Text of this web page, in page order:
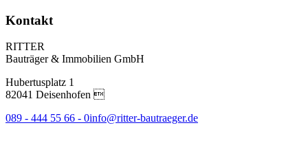
Kontakt
RITTER
Bauträger & Immobilien GmbH
Hubertusplatz 1
82041 Deisenhofen 
089 - 444 55 66 - 0info@ritter-bautraeger.de